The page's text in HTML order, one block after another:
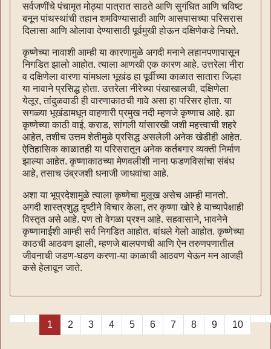
सर्वजणींचे पंचामृत मोठ्या पात्रात साठते आणि सुगंधित आणि चविष्ट
बनून पांथस्थांची तहान शमविण्यासाठी आणि आसपासच्या परिसरास
दिलासा आणि ओलावा देण्यासाठी पूर्वमुखी होऊन दक्षिणेकडे निघते.
कृष्णेच्या नावाशी आम्ही या कारणामुळे अगदी मनाने लहानपणापासून
निगडित झालो आहोत. त्याला आणखी एक कारण आहे. उत्तरेला नीरा
व दक्षिणेला वारणा यांमधला भूखंड हा पूर्वीच्या काळात सातारा जिल्हा
या नावाने प्रसिद्ध होता. उत्तरेला नीरेच्या पंखाखालची, दक्षिणेला
येलूर, तांदुळवाडी ही वारणाकाठची गावे असा हा परिसर होता. या
सगळ्या भूखंडामधून वाहणारी प्रमुख नदी म्हणजे कृष्णाच आहे. ह्या
कृष्णेच्या काठी वाई, कराड, सांगली यांसारखी जशी महत्त्वाची शहरे
आहेत, तशीच उत्तम शेतीमुळे प्रसिद्ध असलेली अनेक खेडीही आहेत.
ऐतिहासिक काळातही या परिसरातून अनेक कर्तबगार व्यक्ती निर्माण
झाल्या आहेत. कृष्णाकाठच्या मेणवलीशी नाना फडणविसांचा संबंध
आहे, तसाच उंब्रजशी धनाजी जाधवांचा आहे.
अशा या भूप्रदेशामुळे त्याला कृष्णेचा मुलूख असेच आम्ही मानतो.
अगदी शास्त्रशुद्ध दृष्टीने विचार केला, तर कृष्णा खोरे हे याच्यापेक्षाही
विस्तृत असे आहे. पण तो वेगळा प्रश्न आहे. सहवासाने, भावनेने
कृष्णामाईशी आम्ही सर्व निगडित आहोत. बांधले गेलो आहोत. कृष्णेच्या
काठची आठवण झाली, म्हणजे बालपणची आणि ऐन तरुणपणातील
जीवनाची जडण-घडण करणा-या काळाची आठवण येऊन मन आजही
कसे हेलावून जाते.
1 2 3 4 5 6 7 8 9 10